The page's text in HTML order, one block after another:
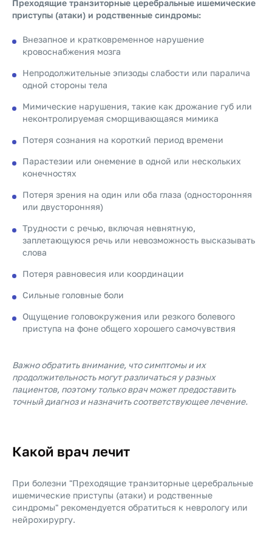
Преходящие транзиторные церебральные ишемические
приступы (атаки) и родственные синдромы:
Внезапное и кратковременное нарушение
кровоснабжения мозга
Непродолжительные эпизоды слабости или паралича
одной стороны тела
Мимические нарушения, такие как дрожание губ или
неконтролируемая сморщивающаяся мимика
Потеря сознания на короткий период времени
Парастезии или онемение в одной или нескольких
конечностях
Потеря зрения на один или оба глаза (односторонняя
или двусторонняя)
Трудности с речью, включая невнятную,
заплетающуюся речь или невозможность высказывать
слова
Потеря равновесия или координации
Сильные головные боли
Ощущение головокружения или резкого болевого
приступа на фоне общего хорошего самочувствия
Важно обратить внимание, что симптомы и их
продолжительность могут различаться у разных
пациентов, поэтому только врач может предоставить
точный диагноз и назначить соответствующее лечение.
Какой врач лечит
При болезни "Преходящие транзиторные церебральные
ишемические приступы (атаки) и родственные
синдромы" рекомендуется обратиться к неврологу или
нейрохирургу.